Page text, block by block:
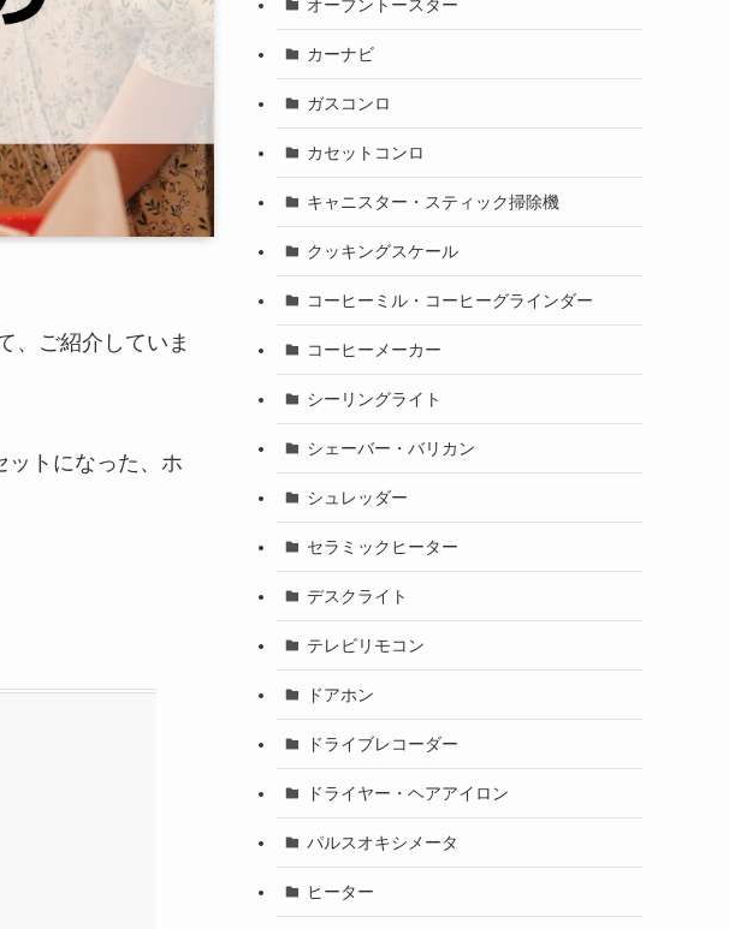
、ご紹介していま
ットになった、ホ
オーブントースター
カーナビ
ガスコンロ
カセットコンロ
キャニスター・スティック掃除機
クッキングスケール
コーヒーミル・コーヒーグラインダー
コーヒーメーカー
シーリングライト
シェーバー・バリカン
シュレッダー
セラミックヒーター
デスクライト
テレビリモコン
ドアホン
ドライブレコーダー
ドライヤー・ヘアアイロン
パルスオキシメータ
ヒーター